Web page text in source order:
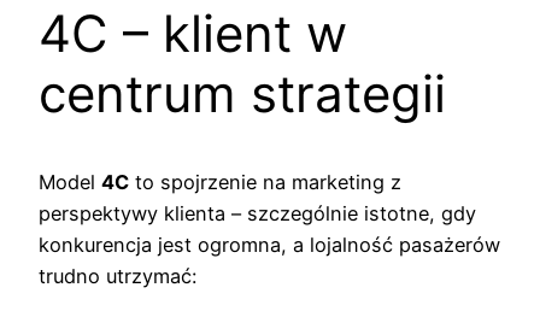
4C – klient w
centrum strategii
Model 4C to spojrzenie na marketing z
perspektywy klienta – szczególnie istotne, gdy
konkurencja jest ogromna, a lojalność pasażerów
trudno utrzymać: